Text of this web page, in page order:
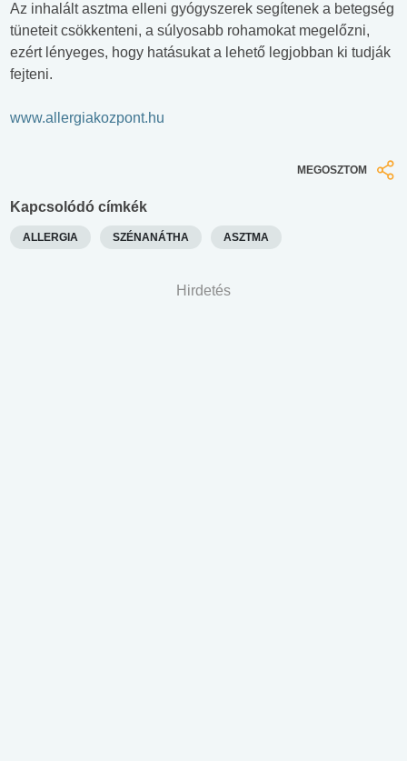
Az inhalált asztma elleni gyógyszerek segítenek a betegség
tüneteit csökkenteni, a súlyosabb rohamokat megelőzni,
ezért lényeges, hogy hatásukat a lehető legjobban ki tudják
fejteni.
www.allergiakozpont.hu
MEGOSZTOM
Kapcsolódó címkék
ALLERGIA SZÉNANÁTHA ASZTMA
Hirdetés